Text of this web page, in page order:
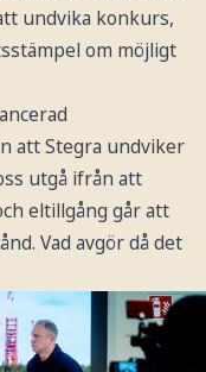
undvika konkurs,
om möjligt
att Stegra undviker
utgå ifrån att
eltillgång går att
Vad avgör då det